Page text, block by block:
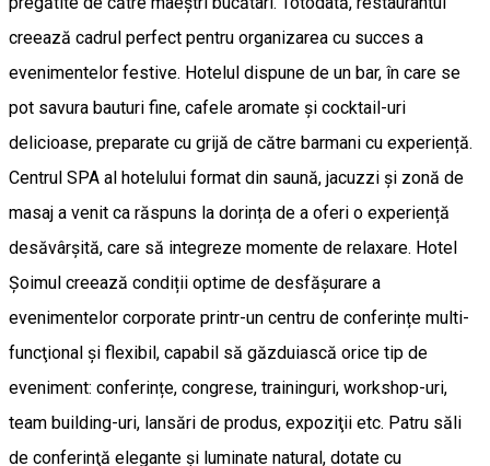
creează cadrul perfect pentru organizarea cu succes a
evenimentelor festive. Hotelul dispune de un bar, în care se
pot savura bauturi fine, cafele aromate și cocktail-uri
delicioase, preparate cu grijă de către barmani cu experiență.
Centrul SPA al hotelului format din saună, jacuzzi și zonă de
masaj a venit ca răspuns la dorința de a oferi o experiență
desăvârșită, care să integreze momente de relaxare. Hotel
Șoimul creează condiții optime de desfășurare a
evenimentelor corporate printr-un centru de conferințe multi-
funcţional şi flexibil, capabil să găzduiască orice tip de
eveniment: conferințe, congrese, traininguri, workshop-uri,
team building-uri, lansări de produs, expoziţii etc. Patru săli
de conferinţă elegante și luminate natural, dotate cu